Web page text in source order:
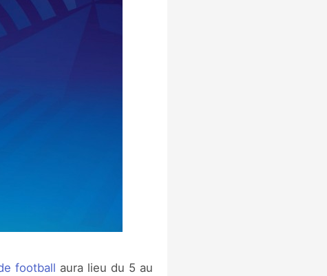
football aura lieu du 5 au